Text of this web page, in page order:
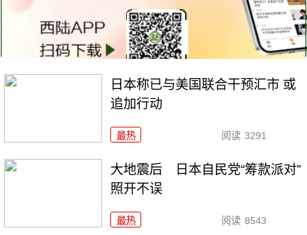
日本称已与美国联合干预汇市 或
追加行动
最热 阅读 3291
大地震后 日本自民党“筹款派对”
照开不误
最热 阅读 8543